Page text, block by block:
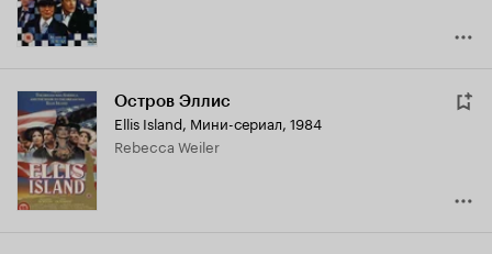
Остров Эллис
Ellis Island, Мини-сериал, 1984
Rebecca Weiler